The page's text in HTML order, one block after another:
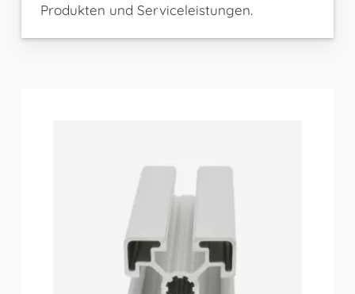
Produkten und Serviceleistungen.